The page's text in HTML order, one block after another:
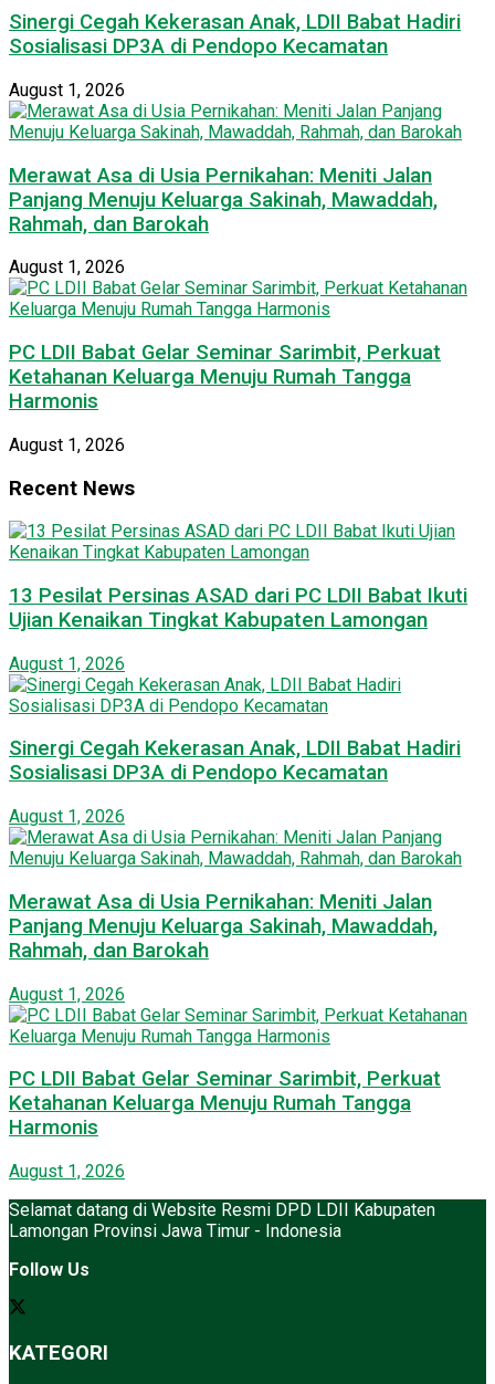
Sinergi Cegah Kekerasan Anak, LDII Babat Hadiri
Sosialisasi DP3A di Pendopo Kecamatan
August 1, 2026
Merawat Asa di Usia Pernikahan: Meniti Jalan
Panjang Menuju Keluarga Sakinah, Mawaddah,
Rahmah, dan Barokah
August 1, 2026
PC LDII Babat Gelar Seminar Sarimbit, Perkuat
Ketahanan Keluarga Menuju Rumah Tangga
Harmonis
August 1, 2026
Recent News
13 Pesilat Persinas ASAD dari PC LDII Babat Ikuti
Ujian Kenaikan Tingkat Kabupaten Lamongan
August 1, 2026
Sinergi Cegah Kekerasan Anak, LDII Babat Hadiri
Sosialisasi DP3A di Pendopo Kecamatan
August 1, 2026
Merawat Asa di Usia Pernikahan: Meniti Jalan
Panjang Menuju Keluarga Sakinah, Mawaddah,
Rahmah, dan Barokah
August 1, 2026
PC LDII Babat Gelar Seminar Sarimbit, Perkuat
Ketahanan Keluarga Menuju Rumah Tangga
Harmonis
August 1, 2026
Selamat datang di Website Resmi DPD LDII Kabupaten
Lamongan Provinsi Jawa Timur - Indonesia
Follow Us
KATEGORI